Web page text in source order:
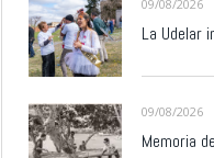
09/08/2026
La Udelar
09/08/2026
Memoria